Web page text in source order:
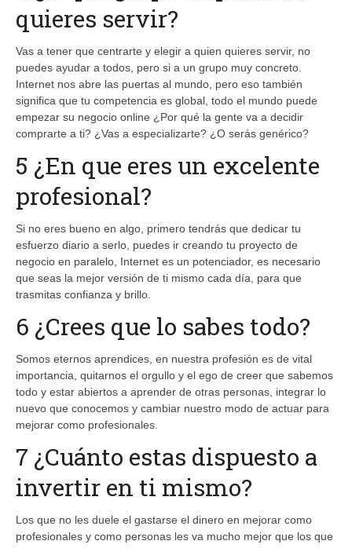
quieres servir?
Vas a tener que centrarte y elegir a quien quieres servir, no
puedes ayudar a todos, pero si a un grupo muy concreto.
Internet nos abre las puertas al mundo, pero eso también
significa que tu competencia es global, todo el mundo puede
empezar su negocio online ¿Por qué la gente va a decidir
comprarte a ti? ¿Vas a especializarte? ¿O serás genérico?
5 ¿En que eres un excelente
profesional?
Si no eres bueno en algo, primero tendrás que dedicar tu
esfuerzo diario a serlo, puedes ir creando tu proyecto de
negocio en paralelo, Internet es un potenciador, es necesario
que seas la mejor versión de ti mismo cada día, para que
trasmitas confianza y brillo.
6 ¿Crees que lo sabes todo?
Somos eternos aprendices, en nuestra profesión es de vital
importancia, quitarnos el orgullo y el ego de creer que sabemos
todo y estar abiertos a aprender de otras personas, integrar lo
nuevo que conocemos y cambiar nuestro modo de actuar para
mejorar como profesionales.
7 ¿Cuánto estas dispuesto a
invertir en ti mismo?
Los que no les duele el gastarse el dinero en mejorar como
profesionales y como personas les va mucho mejor que los que